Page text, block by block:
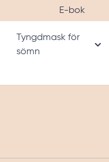
E-bok
undermeny för
Tyngdmask för
sömn